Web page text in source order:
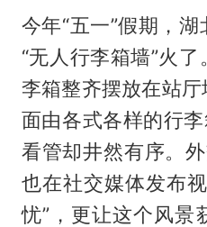
今年“五一”假期，
“无人行李箱墙”火
李箱整齐摆放在站
面由各式各样的行李
看管却井然有序。
也在社交媒体发布
忧”，更让这个风景